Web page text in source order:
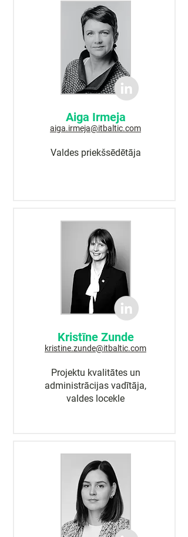
Aiga Irmeja
aiga.irmeja@itbaltic.com
Valdes priekšsēdētāja
Kristīne Zunde
kristine.zunde@itbaltic.com
Projektu kvalitātes un
administrācijas vadītāja,
valdes locekle